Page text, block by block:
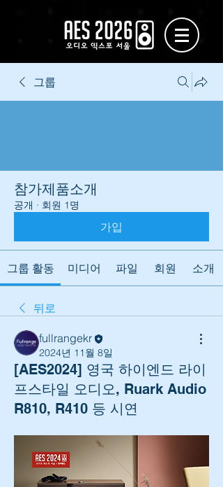
그룹
참가제품소개
공개 · 회원 1명
가입
그룹 활동 미디어 파일 회원 소개
뒤로
fullrangekr
2024년 11월 8일
[AES2024] 영국 하이엔드 라이
프스타일 오디오, Ruark Audio
R810, R410 등 시연